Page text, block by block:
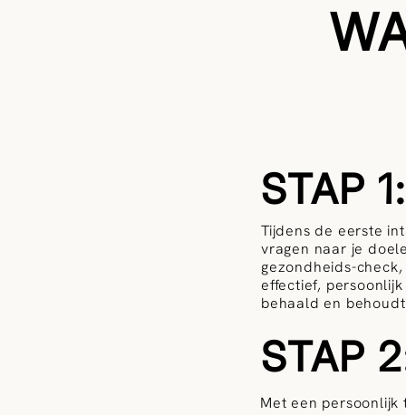
STAP
Tijdens de eerste
vragen naar je
gezondheids-
effectief,
behaald en
STAP
Met een persoonlijk